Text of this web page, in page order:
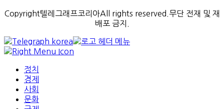
Copyright텔레그래프코리아All rights reserved.무단 전재 및 재
배포 금지.
정치
경제
사회
문화